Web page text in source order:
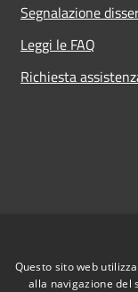
Segnalazione
Leggi le FAQ
Richiesta
Questo sito web
alla navigazione del